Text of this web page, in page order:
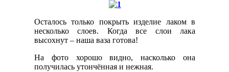
Осталось только покрыть изделие лаком в
несколько слоев. Когда все слои лака
высохнут – наша ваза готова!
На фото хорошо видно, насколько она
получилась утончённая и нежная.